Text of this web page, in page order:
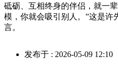
砥砺、互相终身的伴侣，就一
模，你就会吸引别人。”这是许
言。
发布于 : 2026-05-09 12:10